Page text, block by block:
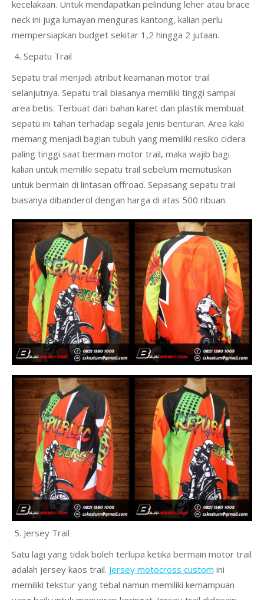
kecelakaan. Untuk mendapatkan pelindung leher atau brace
neck ini juga lumayan menguras kantong, kalian perlu
mempersiapkan budget sekitar 1,2 hingga 2 jutaan.
Sepatu Trail
Sepatu trail menjadi atribut keamanan motor trail
selanjutnya. Sepatu trail biasanya memiliki tinggi sampai
area betis. Terbuat dari bahan karet dan plastik membuat
sepatu ini tahan terhadap segala jenis benturan. Area kaki
memang menjadi bagian tubuh yang memiliki resiko cidera
paling tinggi saat bermain motor trail, maka wajib bagi
kalian untuk memiliki sepatu trail sebelum memutuskan
untuk bermain di lintasan offroad. Sepasang sepatu trail
biasanya dibanderol dengan harga di atas 500 ribuan.
Jersey Trail
Satu lagi yang tidak boleh terlupa ketika bermain motor trail
adalah jersey kaos trail. Jersey motocross custom ini
memiliki tekstur yang tebal namun memiliki kemampuan